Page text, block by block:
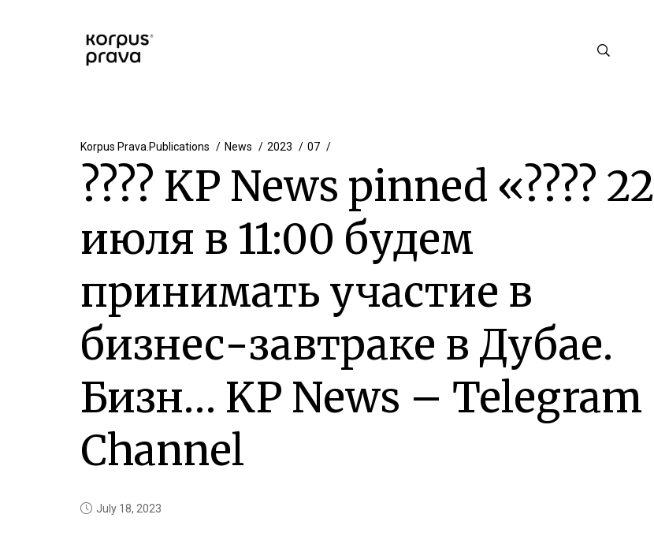
Korpus Prava.Publications News 2023 07
???? KP News pinned «???? 22
июля в 11:00 будем
принимать участие в
бизнес-завтраке в Дубае.
Бизн… KP News – Telegram
Channel
July 18, 2023